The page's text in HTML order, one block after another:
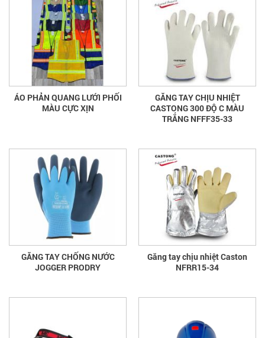
ÁO PHẢN QUANG LƯỚI PHỐI
MÀU CỰC XỊN
GĂNG TAY CHỊU NHIỆT
CASTONG 300 ĐỘ C MÀU
TRẮNG NFFF35-33
GĂNG TAY CHỐNG NƯỚC
JOGGER PRODRY
Găng tay chịu nhiệt Caston
NFRR15-34